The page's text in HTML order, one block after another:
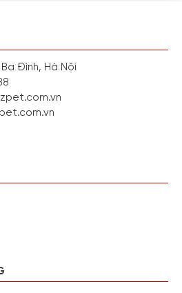
Ba Đình, Hà Nội